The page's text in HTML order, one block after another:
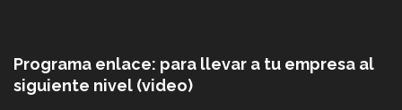
Programa enlace: para llevar a tu empresa al
siguiente nivel (video)